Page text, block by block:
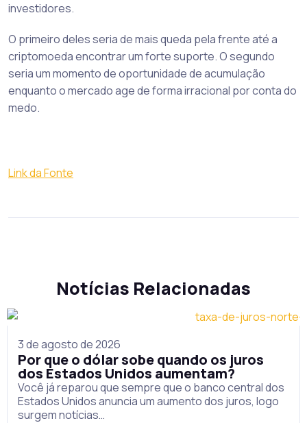
investidores.
O primeiro deles seria de mais queda pela frente até a
criptomoeda encontrar um forte suporte. O segundo
seria um momento de oportunidade de acumulação
enquanto o mercado age de forma irracional por conta do
medo.
Link da Fonte
Notícias Relacionadas
3 de agosto de 2026
Por que o dólar sobe quando os juros
dos Estados Unidos aumentam?
Você já reparou que sempre que o banco central dos
Estados Unidos anuncia um aumento dos juros, logo
surgem notícias…